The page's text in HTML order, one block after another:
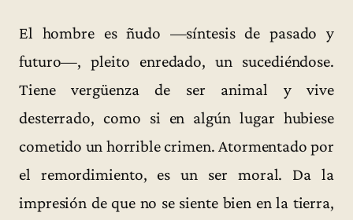
El hombre es ñudo —síntesis de pasado y
futuro—, pleito enredado, un sucediéndose.
Tiene vergüenza de ser animal y vive
desterrado, como si en algún lugar hubiese
cometido un horrible crimen. Atormentado por
el remordimiento, es un ser moral. Da la
impresión de que no se siente bien en la tierra,